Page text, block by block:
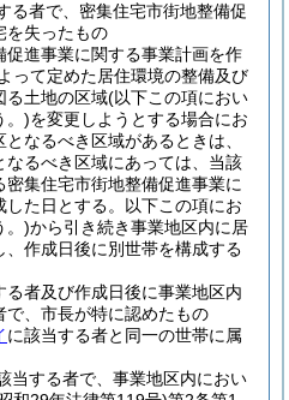
る者で、密集住宅市街地整備促
を失ったもの
促進事業に関する事業計画を作
って定めた居住環境の整備及び
る土地の区域(以下この項におい
。)を変更しようとする場合にお
なるべき区域があるときは、
なるべき区域にあっては、当該
集住宅市街地整備促進事業に
した日とする。以下この項にお
。)から引き続き事業地区内に居
、作成日後に別世帯を構成する
る者及び作成日後に事業地区内
で、市長が特に認めたもの
に該当する者と同一の世帯に属
当する者で、事業地区内におい